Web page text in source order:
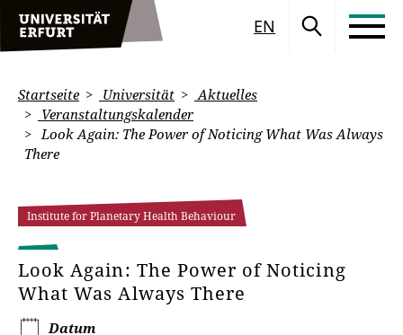
EN
Startseite Universität
Aktuelles
Veranstaltungskalender
Look Again: The Power of Noticing What Was Always
There
Institute for Planetary Health Behaviour
Look Again: The Power of Noticing
What Was Always There
Datum